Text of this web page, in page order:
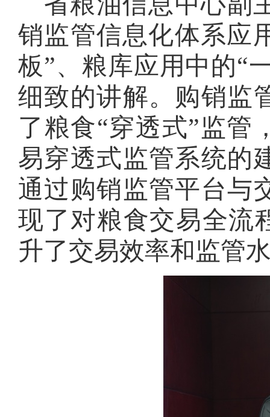
销监管信息化体系应
板”、粮库应用中的“
细致的讲解。购销监
了粮食“穿透式”监管
易穿透式监管系统的
通过购销监管平台与
现了对粮食交易全流
升了交易效率和监管